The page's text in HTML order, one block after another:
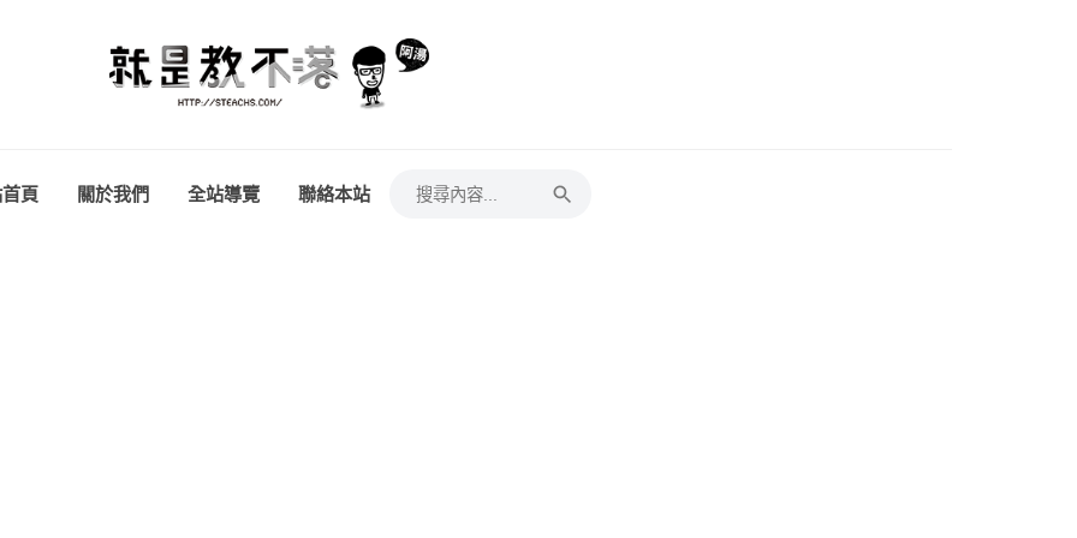
頁 關於我們 全站導覽 聯絡本站